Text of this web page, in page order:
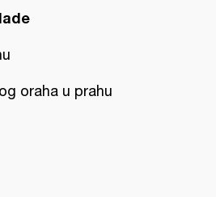
oraha u prahu